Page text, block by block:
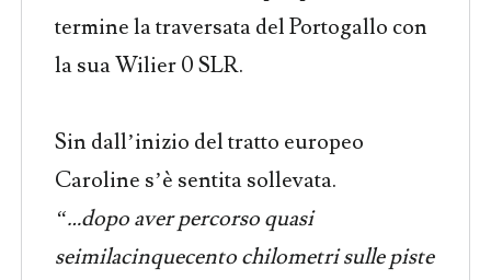
termine la traversata del Portogallo con
la sua Wilier 0 SLR.
Sin dall’inizio del tratto europeo
Caroline s’è sentita sollevata.
“…dopo aver percorso quasi
seimilacinquecento chilometri sulle piste